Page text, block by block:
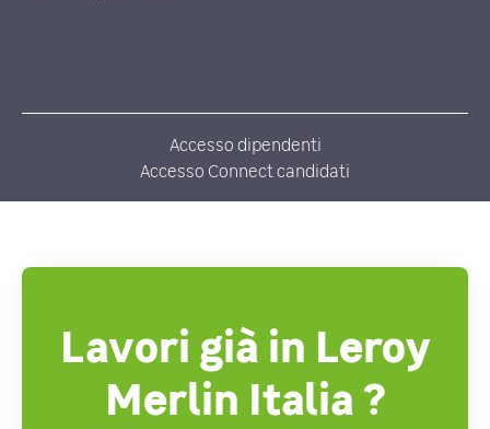
Accesso dipendenti
Accesso Connect candidati
Lavori già in Leroy
Merlin Italia ?